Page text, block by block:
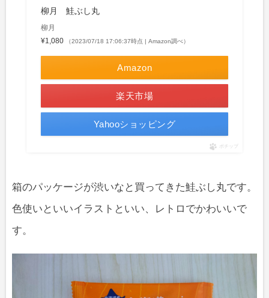
柳月 鮭ぶし丸
柳月
¥1,080
（2023/07/18 17:06:37時点 | Amazon調べ）
Amazon
楽天市場
Yahooショッピング
ポチップ
箱のパッケージが渋いなと買ってきた鮭ぶし丸です。
色使いといいイラストといい、レトロでかわいいで
す。